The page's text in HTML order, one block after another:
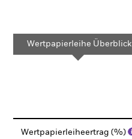
Wertpapierleihe Überblick
Wertpapierleiheertrag (%)